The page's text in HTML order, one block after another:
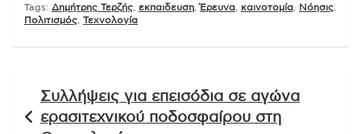
Tags: Δημήτρης Τερζής εκπαιδευση ,Έρευνα καινοτομία Νόησις
Πολιτισμός Τεχνολογία
άρθρων
Συλλήψεις για επεισόδια σε αγώνα
ερασιτεχνικού ποδοσφαίρου στη